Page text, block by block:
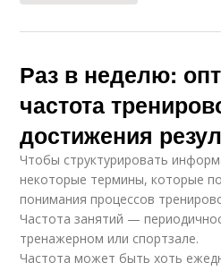
Раз в неделю:
частота
достижения
Чтобы структурировать
некоторые термины, которые
понимания процессов
Частота занятий —
тренажерном или спортзале.
Частота может быть хоть